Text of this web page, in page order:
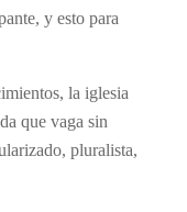
y esto para
la iglesia
que vaga sin
pluralista,